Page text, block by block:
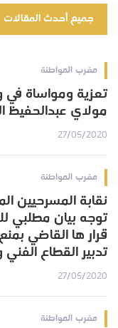
جميع أحدث المقالات
مغرب المواطنة
تعزية ومواساة في
مولاي عبدالحفيظ
27/05/2020
مغرب المواطنة
نقابة المسرحيين
توجه بيان مطلبي
قرار ها القاضي
تدبير القطاع الفني
27/05/2020
مغرب المواطنة